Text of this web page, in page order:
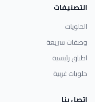
التصنيفات
الحلويات
وصفات سريعة
اطباق رئيسية
حلويات غربية
اتصل بنا